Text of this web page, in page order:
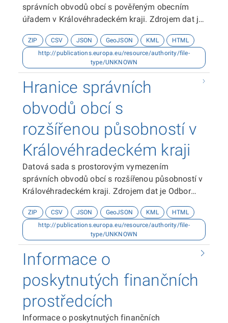
správních obvodů obcí s pověřeným obecním
úřadem v Královéhradeckém kraji. Zdrojem dat je
úřadu Královéhradeckého kraje.
ZIP CSV JSON GeoJSON KML
HTML
http://publications.europa.eu/resource/authority/file-
type/UNKNOWN
Hranice správních
obvodů obcí s
rozšířenou působností v
Královéhradeckém kraji
Datová sada s prostorovým vymezením
správních obvodů obcí s rozšířenou působností v
Královéhradeckém kraji. Zdrojem dat je Odbor
Královéhradeckého kraje.
ZIP CSV JSON GeoJSON KML
HTML
http://publications.europa.eu/resource/authority/file-
type/UNKNOWN
Informace o
poskytnutých finančních
prostředcích
Informace o poskytnutých finančních